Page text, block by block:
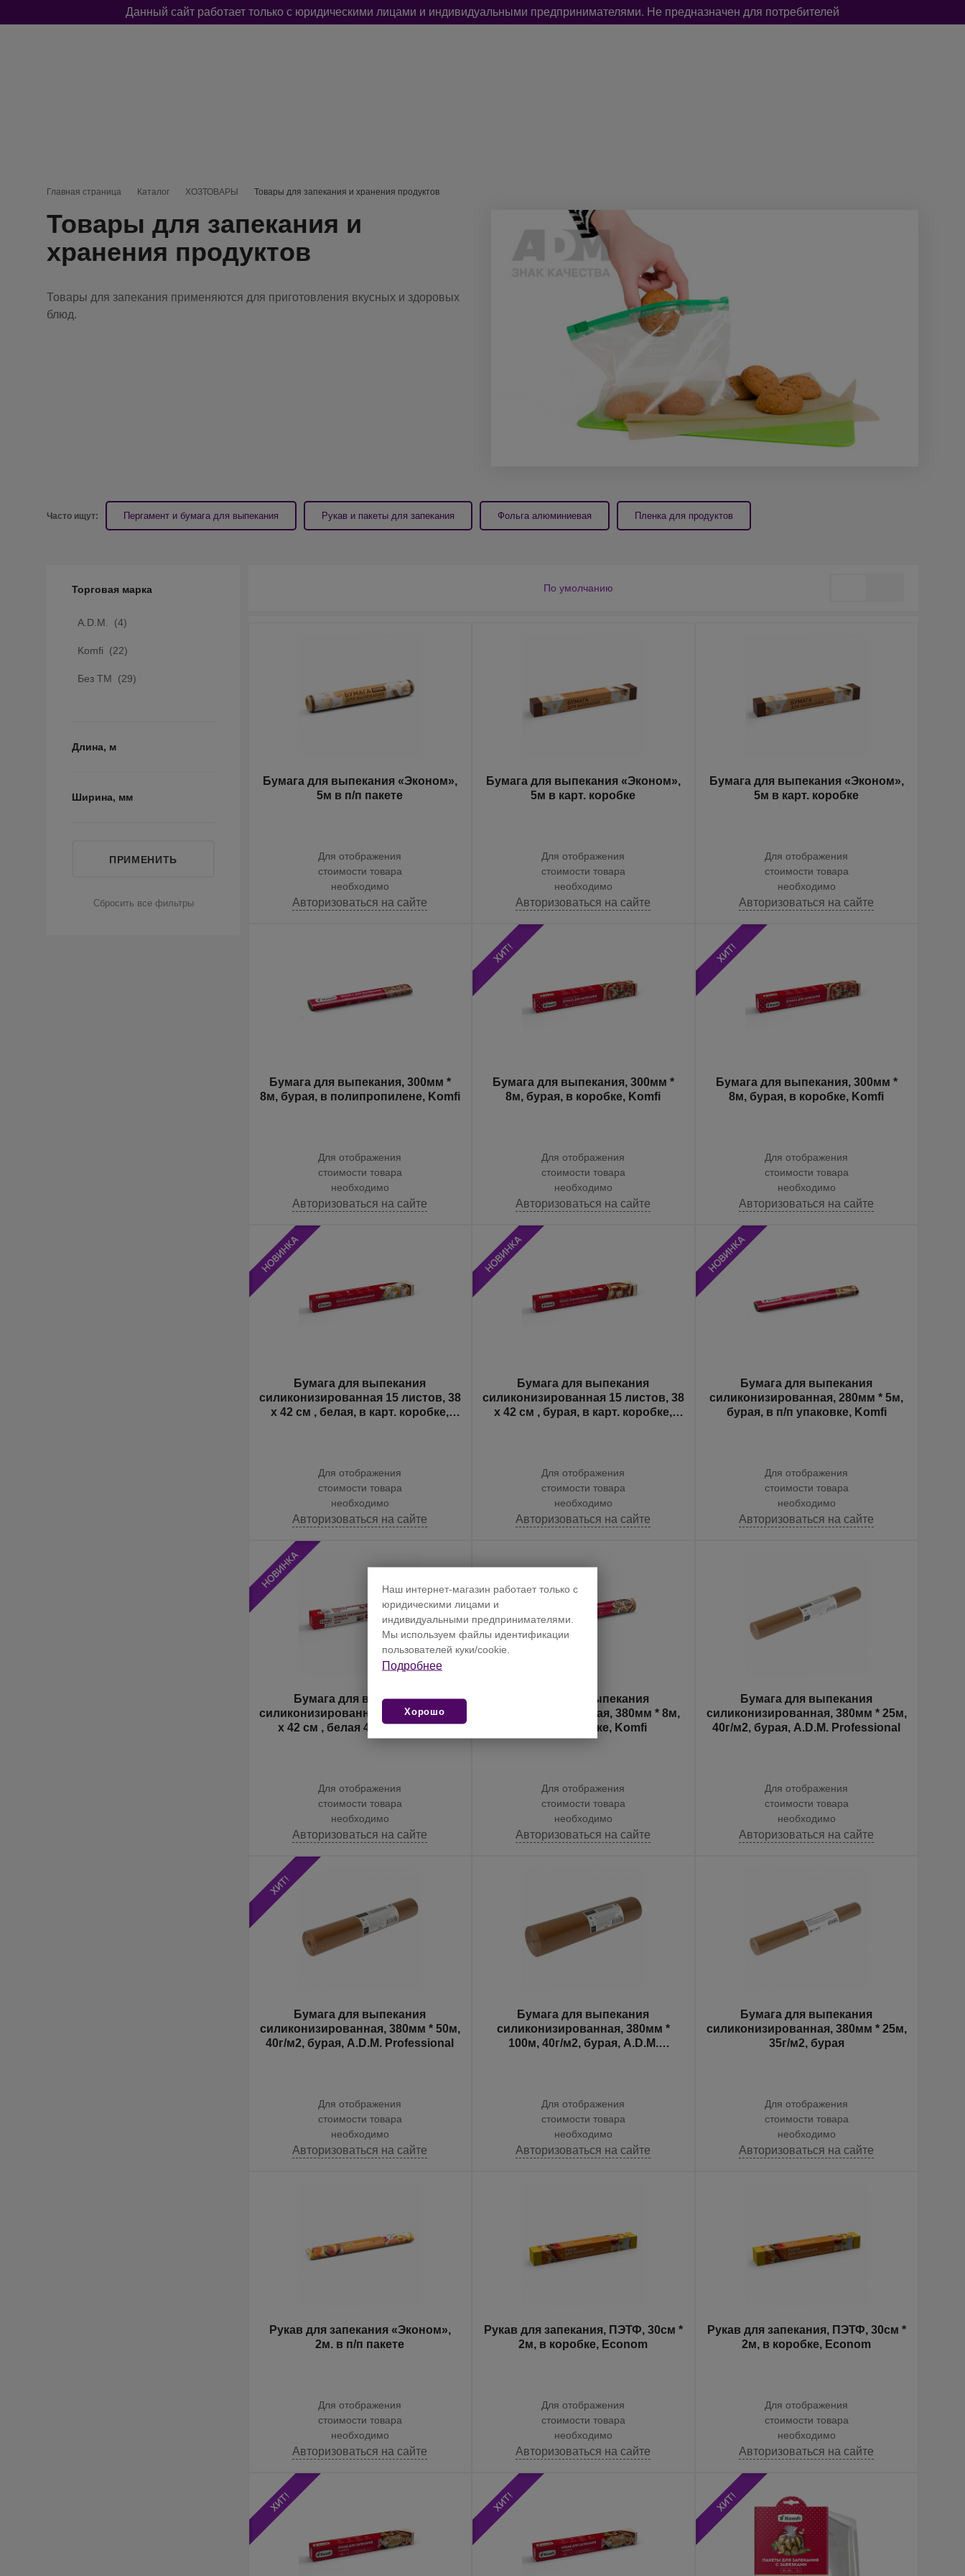
Данный сайт работает только с юридическими лицами и индивидуальными предпринимателями. Не предназначен для потребителей
Меню каталога
Навигационная цепочка
Главная страница Каталог ХОЗТОВАРЫ Товары для запекания и хранения продуктов
Товары для запекания и
хранения продуктов
Товары для запекания применяются для приготовления вкусных и здоровых
блюд.
Часто ищут: Пергамент и бумага для выпекания Рукав и пакеты для запекания Фольга алюминиевая Пленка для продуктов
Фильтр
Торговая марка
A.D.M. (4)
Komfi (22)
Без ТМ (29)
Длина, м
Ширина, мм
По умолчанию
Бумага для выпекания «Эконом»,
5м в п/п пакете
Для отображения
стоимости товара
необходимо
Авторизоваться на сайте
Бумага для выпекания «Эконом»,
5м в карт. коробке
Для отображения
стоимости товара
необходимо
Авторизоваться на сайте
Бумага для выпекания «Эконом»,
5м в карт. коробке
Для отображения
стоимости товара
необходимо
Авторизоваться на сайте
Бумага для выпекания, 300мм *
8м, бурая, в полипропилене, Komfi
Для отображения
стоимости товара
необходимо
Авторизоваться на сайте
Бумага для выпекания, 300мм *
8м, бурая, в коробке, Komfi
Для отображения
стоимости товара
необходимо
Авторизоваться на сайте
Бумага для выпекания, 300мм *
8м, бурая, в коробке, Komfi
Для отображения
стоимости товара
необходимо
Авторизоваться на сайте
Бумага для выпекания
силиконизированная 15 листов, 38
х 42 см , белая, в карт. коробке,
Для отображения
стоимости товара
необходимо
Авторизоваться на сайте
Бумага для выпекания
силиконизированная 15 листов, 38
х 42 см , бурая, в карт. коробке,
Для отображения
стоимости товара
необходимо
Авторизоваться на сайте
Бумага для выпекания
силиконизированная, 280мм * 5м,
бурая, в п/п упаковке, Komfi
Для отображения
стоимости товара
необходимо
Авторизоваться на сайте
Бумага для выпекания
силиконизированная 15 листов, 38
х 42 см , белая 40г/м2, в карт.
коробке, Komfi
Для отображения
стоимости товара
необходимо
Авторизоваться на сайте
Бумага для выпекания
силиконизированная, 380мм * 8м,
бурая, в пленке, Komfi
Для отображения
стоимости товара
необходимо
Авторизоваться на сайте
Бумага для выпекания
силиконизированная, 380мм * 25м,
40г/м2, бурая, A.D.M. Professional
Для отображения
стоимости товара
необходимо
Авторизоваться на сайте
Бумага для выпекания
силиконизированная, 380мм * 50м,
40г/м2, бурая, A.D.M. Professional
Для отображения
стоимости товара
необходимо
Авторизоваться на сайте
Бумага для выпекания
силиконизированная, 380мм *
100м, 40г/м2, бурая, A.D.M.
Для отображения
стоимости товара
необходимо
Авторизоваться на сайте
Бумага для выпекания
силиконизированная, 380мм * 25м,
35г/м2, бурая
Для отображения
стоимости товара
необходимо
Авторизоваться на сайте
Рукав для запекания «Эконом»,
2м. в п/п пакете
Для отображения
стоимости товара
необходимо
Авторизоваться на сайте
Рукав для запекания, ПЭТФ, 30см *
2м, в коробке, Econom
Для отображения
стоимости товара
необходимо
Авторизоваться на сайте
Рукав для запекания, ПЭТФ, 30см *
2м, в коробке, Econom
Для отображения
стоимости товара
необходимо
Авторизоваться на сайте
Наш интернет-магазин работает только с
юридическими лицами и
индивидуальными предпринимателями.
Мы используем файлы идентификации
пользователей куки/cookie.
Подробнее
Хорошо